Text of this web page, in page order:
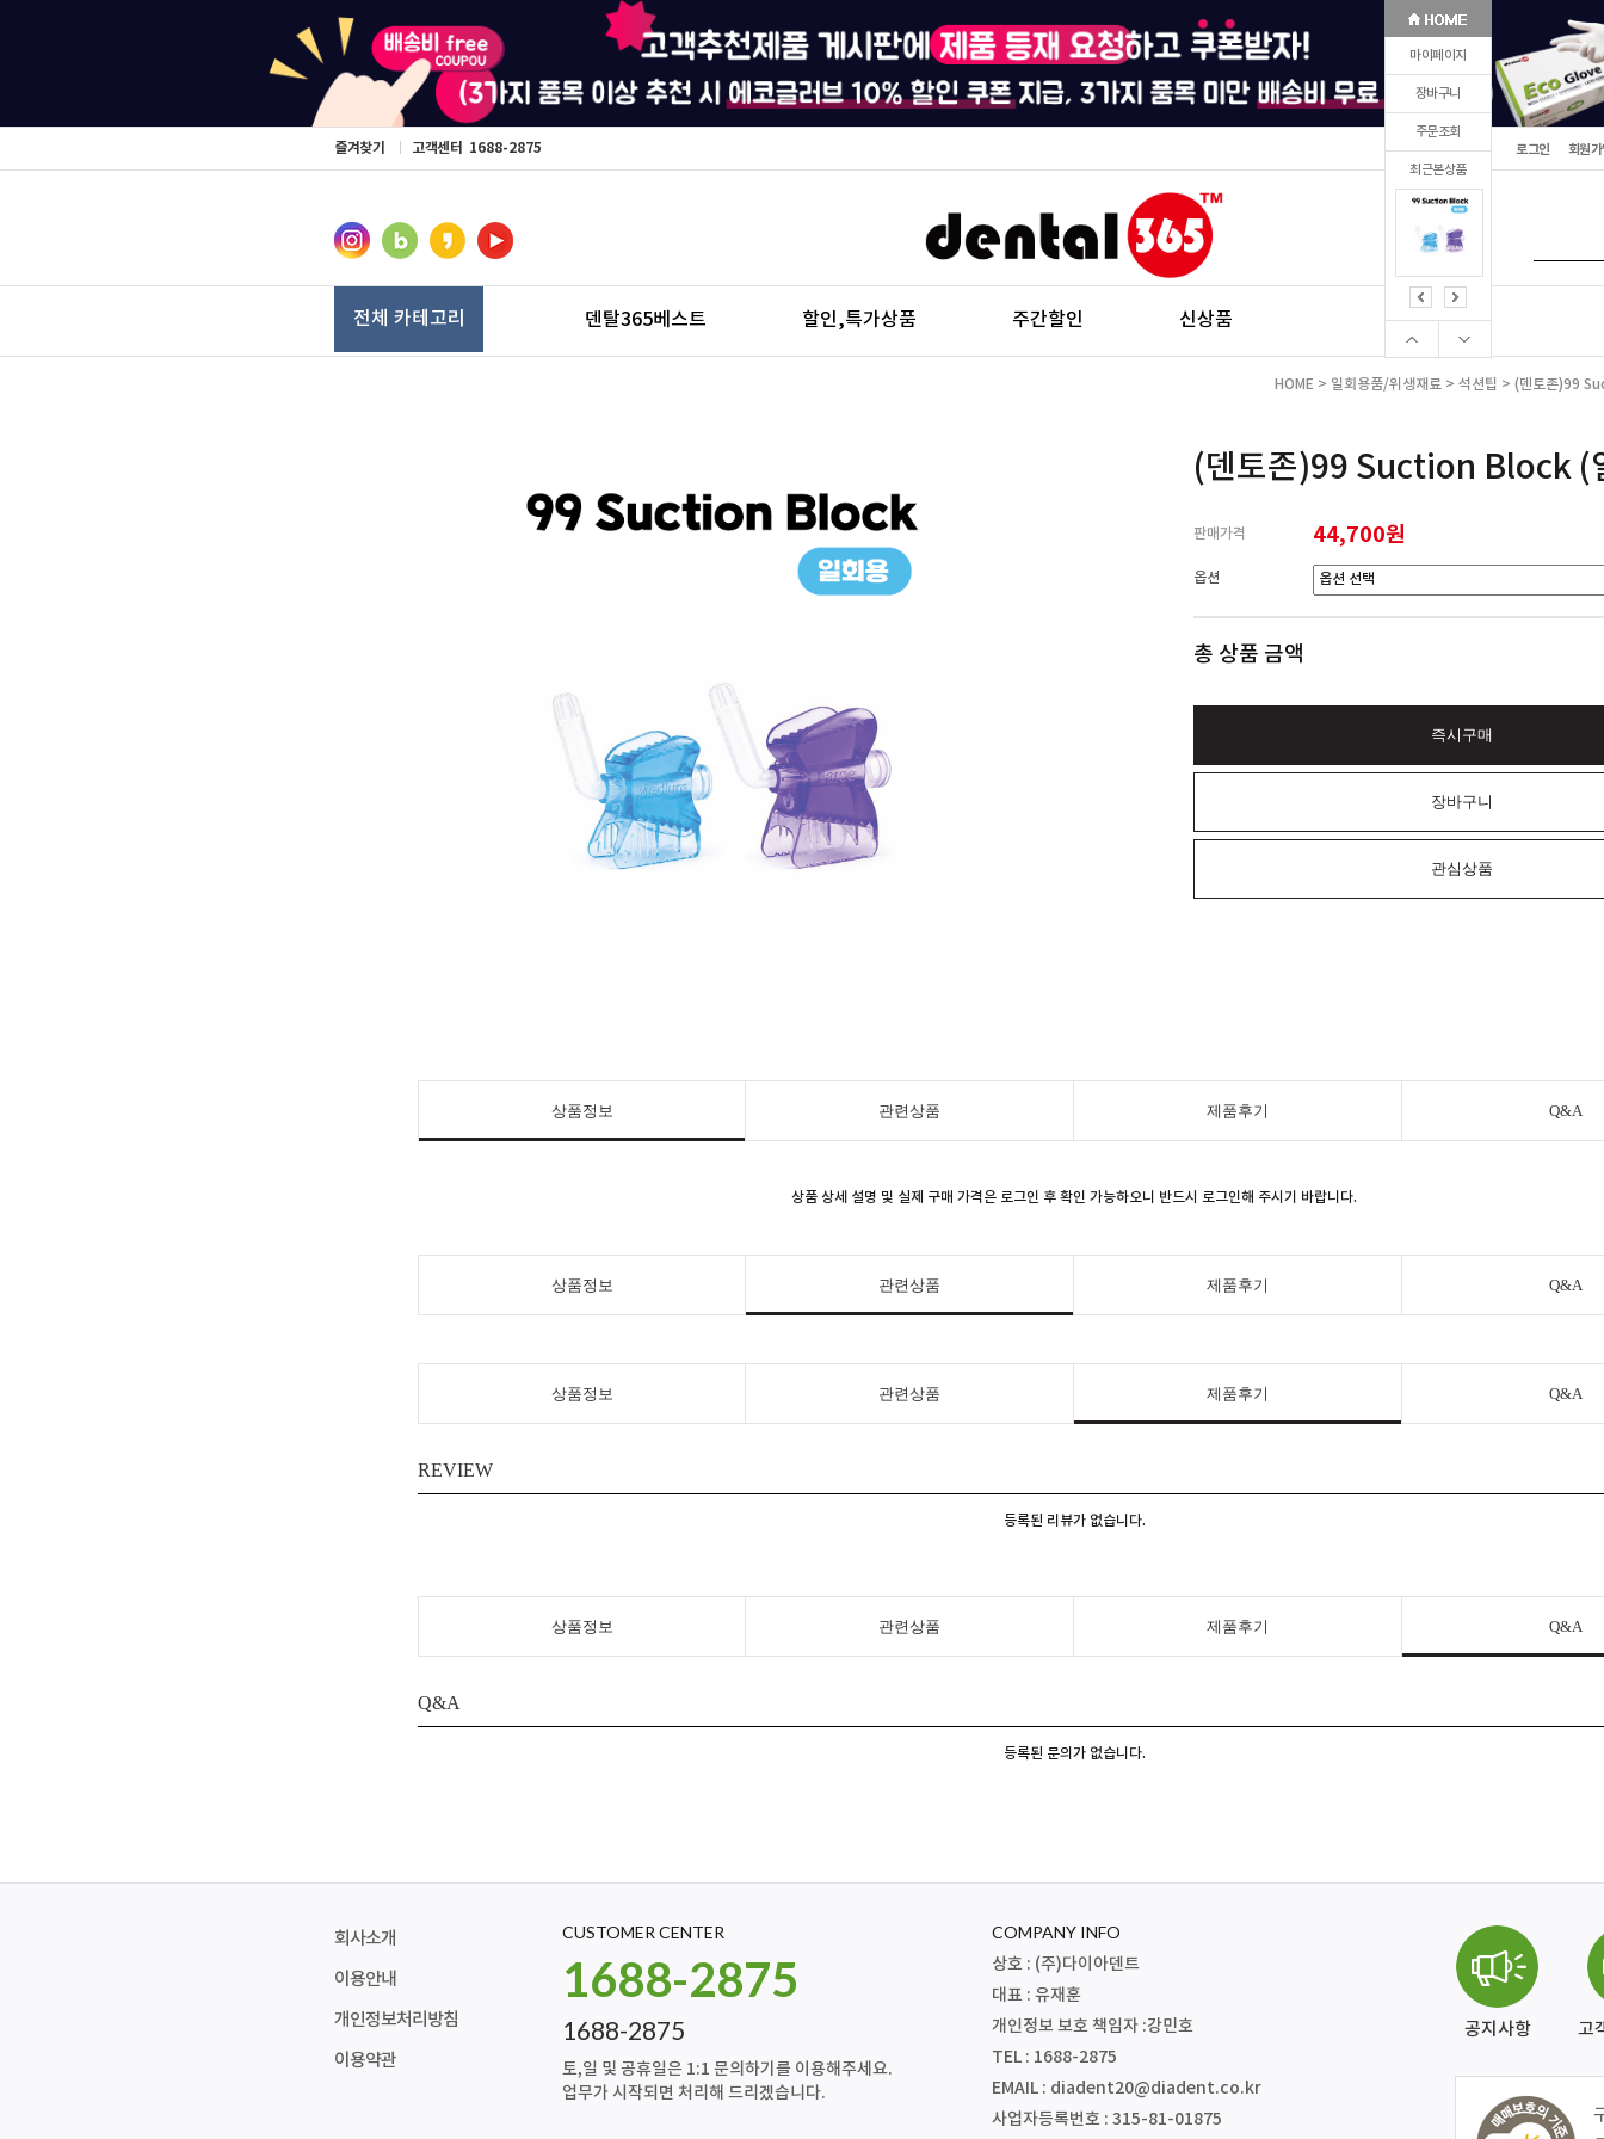
마이페이지
장바구니
주문조회
최근본상품
즐겨찾기 고객센터 1688-2875 로그인 회원가
전체 카테고리 덴탈365베스트 할인,특가상품 주간할인 신상품
HOME > 일회용품/위생재료 > 석션팁 > (덴토존)99
(덴토존)99 Suction Block (
판매가격 44,700원
옵션
총 상품 금액
즉시구매
장바구니
관심상품
상품정보 관련상품 제품후기 Q&A
상품 상세 설명 및 실제 구매 가격은 로그인 후 확인 가능하오니 반드시 로그인해 주시기 바랍니다.
상품정보 관련상품 제품후기 Q&A
상품정보 관련상품 제품후기 Q&A
REVIEW
등록된 리뷰가 없습니다.
상품정보 관련상품 제품후기 Q&A
Q&A
등록된 문의가 없습니다.
회사소개
이용안내
개인정보처리방침
이용약관
CUSTOMER CENTER
1688-2875
1688-2875
토,일 및 공휴일은 1:1 문의하기를 이용해주세요.
업무가 시작되면 처리해 드리겠습니다.
COMPANY INFO
상호 : (주)다이아덴트
대표 : 유재훈
개인정보 보호 책임자 :강민호
TEL : 1688-2875
EMAIL : diadent20@diadent.co.kr
사업자등록번호 : 315-81-01875
공지사항 고